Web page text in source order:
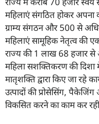
महिलाएं संगठित होकर
ग्राम्य संगठन और 500 से
महिलाएं सामूहिक नेतृत्व की
राज्य की 1 लाख 68 हजार
महिला सशक्तिकरण की दिशा
मातृशक्ति द्वारा किए जा रहे
उत्पादों की प्रोसेसिंग,
विकसित करने का काम कर